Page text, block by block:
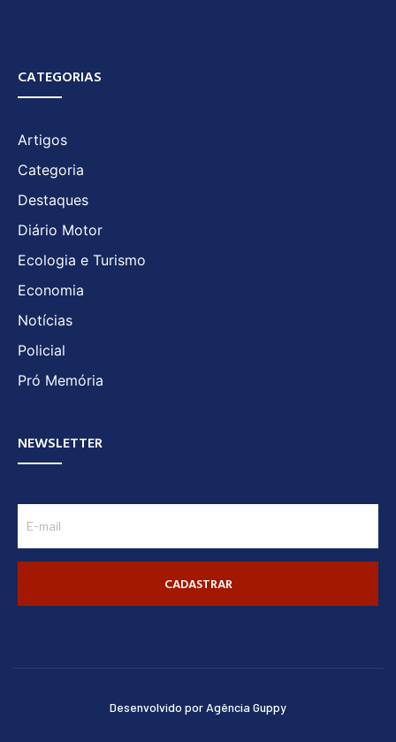
CATEGORIAS
Artigos
Categoria
Destaques
Diário Motor
Ecologia e Turismo
Economia
Notícias
Policial
Pró Memória
NEWSLETTER
CADASTRAR
Desenvolvido por Agência Guppy